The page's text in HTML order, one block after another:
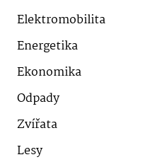
Elektromobilita
Energetika
Ekonomika
Odpady
Zvířata
Lesy